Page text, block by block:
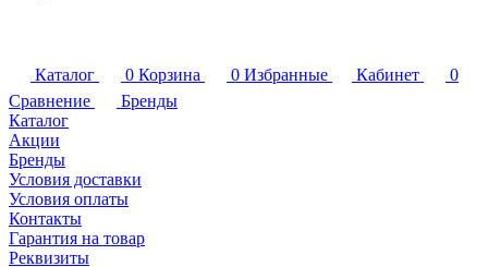
Каталог 0 Корзина 0 Избранные Кабинет
0
Сравнение
Бренды
Каталог
Акции
Бренды
Условия доставки
Условия оплаты
Контакты
Гарантия на товар
Реквизиты